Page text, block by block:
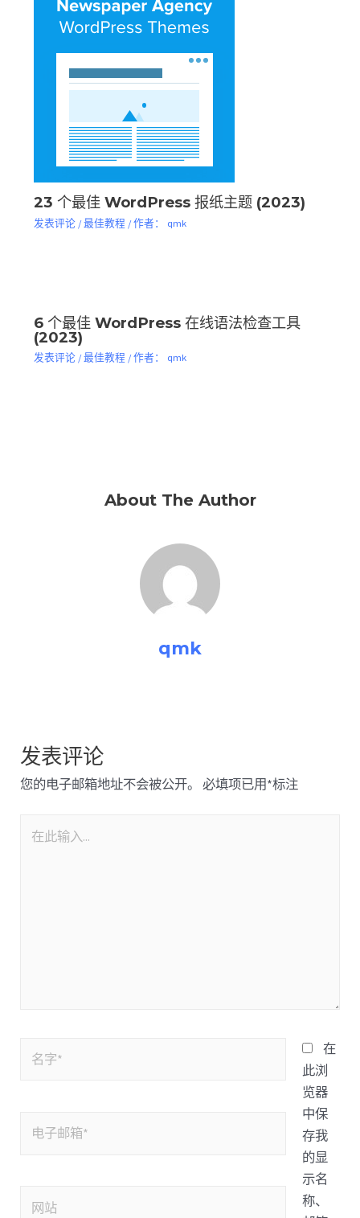
23 个最佳 WordPress 报纸主题 (2023)
发表评论 /最佳教程 / 作者： qmk
6 个最佳 WordPress 在线语法检查工具
(2023)
发表评论 /最佳教程 / 作者： qmk
About The Author
qmk
发表评论
您的电子邮箱地址不会被公开。 必填项已用*标注
在
此浏
览器
中保
存我
的显
示名
称、